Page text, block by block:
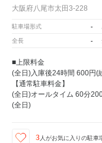
大阪府八尾市太田3-228
駐車場形式 -
全長 -
■上限料金
(全日)入庫後24時間 600円(
【通常駐車料金】
(全日)オールタイム 60分
(全日)
3人がお気に入りの駐車